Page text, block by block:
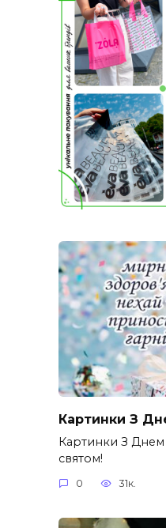
Картинки З
Картинки З Днем
святом!
0 31к.